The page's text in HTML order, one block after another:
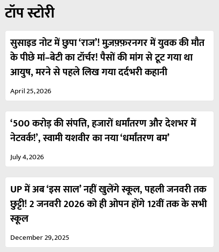
टॉप स्टोरी
सुसाइड नोट में छुपा ‘राज’! मुज़फ़्फ़रनगर में युवक की मौत
के पीछे मां–बेटी का टॉर्चर! पैसों की मांग से टूट गया था
आयुष, मरने से पहले लिख गया दर्दभरी कहानी
April 25, 2026
‘500 करोड़ की संपत्ति, हजारों धर्मांतरण और देशभर में
नेटवर्क!’, स्वामी यशवीर का नया ‘धर्मांतरण बम’
July 4, 2026
UP में अब ‘इस साल’ नहीं खुलेंगे स्कूल, पहली जनवरी तक
छुट्टी! 2 जनवरी 2026 को ही ओपन होंगे 12वीं तक के सभी
स्कूल
December 29, 2025